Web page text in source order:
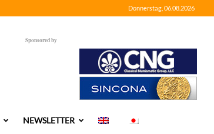
Donnerstag, 06.08.2026
Sponsored by
NEWSLETTER